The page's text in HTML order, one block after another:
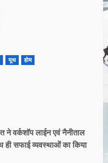
यूथ होम
ने वर्कशॉप लाईन एवं नैनीताल
ही सफाई व्यवस्थाओं का किया